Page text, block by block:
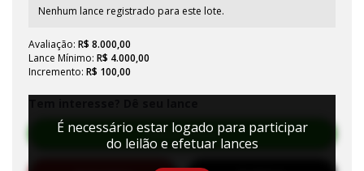
Nenhum lance registrado para este lote.
Avaliação: R$ 8.000,00
Lance Mínimo: R$ 4.000,00
Incremento: R$ 100,00
Efetuar Lance
É necessário estar logado para participar
do leilão e efetuar lances